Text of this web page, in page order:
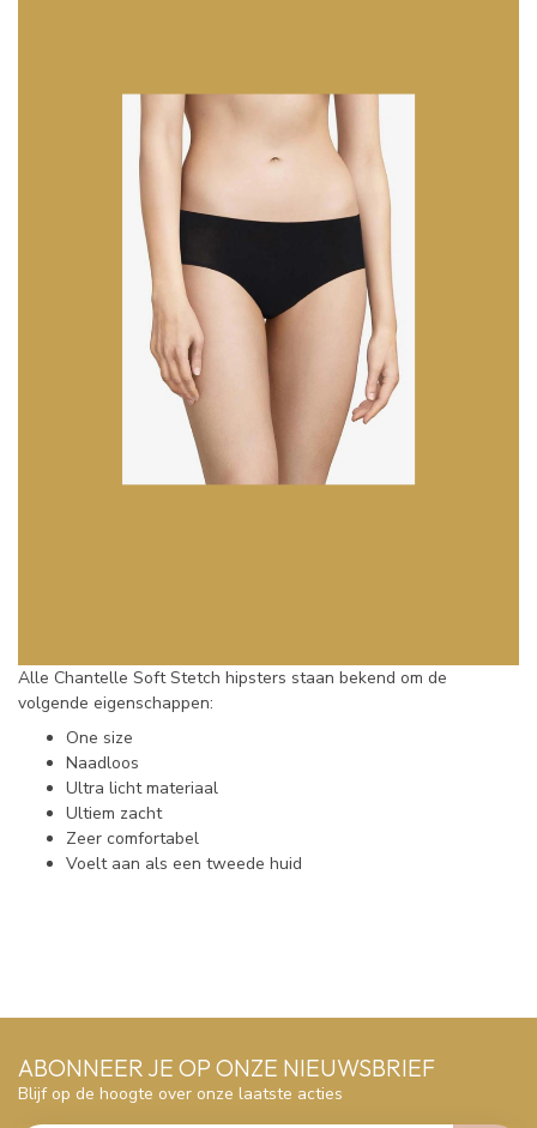
Alle Chantelle Soft Stetch hipsters staan bekend om de
volgende eigenschappen:
One size
Naadloos
Ultra licht materiaal
Ultiem zacht
Zeer comfortabel
Voelt aan als een tweede huid
ABONNEER JE OP ONZE NIEUWSBRIEF
Blijf op de hoogte over onze laatste acties